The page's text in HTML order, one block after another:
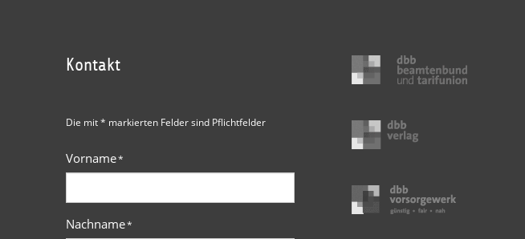
Kontakt
Die mit * markierten Felder sind Pflichtfelder
Vorname*
Nachname*